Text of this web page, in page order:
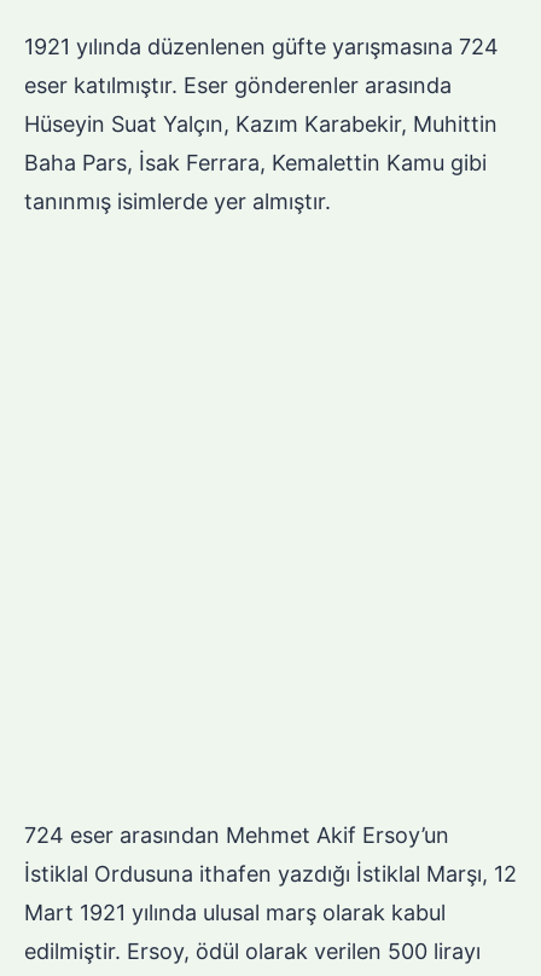
1921 yılında düzenlenen güfte yarışmasına 724
eser katılmıştır. Eser gönderenler arasında
Hüseyin Suat Yalçın, Kazım Karabekir, Muhittin
Baha Pars, İsak Ferrara, Kemalettin Kamu gibi
tanınmış isimlerde yer almıştır.
724 eser arasından Mehmet Akif Ersoy’un
İstiklal Ordusuna ithafen yazdığı İstiklal Marşı, 12
Mart 1921 yılında ulusal marş olarak kabul
edilmiştir. Ersoy, ödül olarak verilen 500 lirayı